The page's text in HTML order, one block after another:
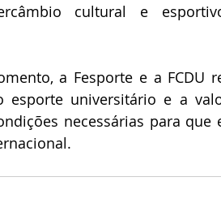
cultural e
universitário e a
necessárias para que